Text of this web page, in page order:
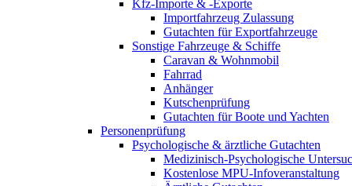
Kfz-Importe & -Exporte
Importfahrzeug Zulassung
Gutachten für Exportfahrzeuge
Sonstige Fahrzeuge & Schiffe
Caravan & Wohnmobil
Fahrrad
Anhänger
Kutschenprüfung
Gutachten für Boote und Yachten
Personenprüfung
Psychologische & ärztliche Gutachten
Medizinisch-Psychologische
Kostenlose MPU-Infoveranstaltung